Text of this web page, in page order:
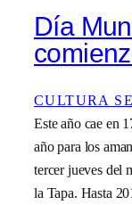
Día
CULTURA
Este año cae en
año para los
tercer jueves del
la Tapa. Hasta